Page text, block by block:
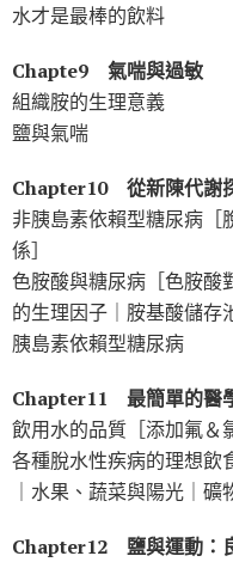
水才是最棒的飲料
Chapte9 氣喘與過敏
組織胺的生理意義
鹽與氣喘
Chapter10 從新陳代謝
非胰島素依賴型糖尿病［
係］
色胺酸與糖尿病［色胺酸
的生理因子｜胺基酸儲存
胰島素依賴型糖尿病
Chapter11 最簡單的醫
飲用水的品質［添加氟＆
各種脫水性疾病的理想飲
｜水果、蔬菜與陽光｜礦
Chapter12 鹽與運動：